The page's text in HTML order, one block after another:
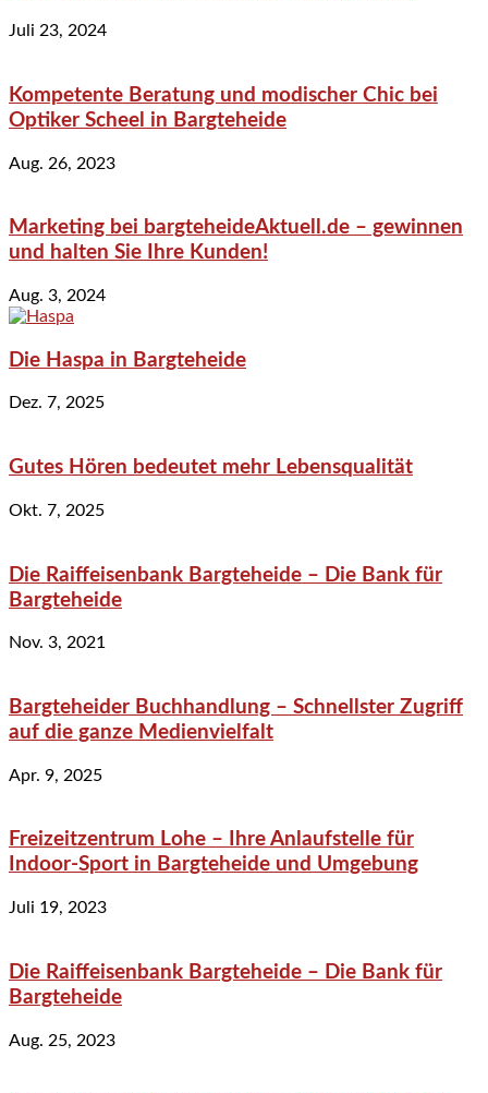
Juli 23, 2024
Kompetente Beratung und modischer Chic bei
Optiker Scheel in Bargteheide
Aug. 26, 2023
Marketing bei bargteheideAktuell.de – gewinnen
und halten Sie Ihre Kunden!
Aug. 3, 2024
Die Haspa in Bargteheide
Dez. 7, 2025
Gutes Hören bedeutet mehr Lebensqualität
Okt. 7, 2025
Die Raiffeisenbank Bargteheide – Die Bank für
Bargteheide
Nov. 3, 2021
Bargteheider Buchhandlung – Schnellster Zugriff
auf die ganze Medienvielfalt
Apr. 9, 2025
Freizeitzentrum Lohe – Ihre Anlaufstelle für
Indoor-Sport in Bargteheide und Umgebung
Juli 19, 2023
Die Raiffeisenbank Bargteheide – Die Bank für
Bargteheide
Aug. 25, 2023